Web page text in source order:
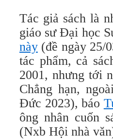
Tác giả sách là
giáo sư Đại học
này (đề ngày 25/
tác phẩm, cả
2001, nhưng tới
Chẳng hạn,
Đức 2023), báo
ông nhân cuốn
(Nxb Hội nhà